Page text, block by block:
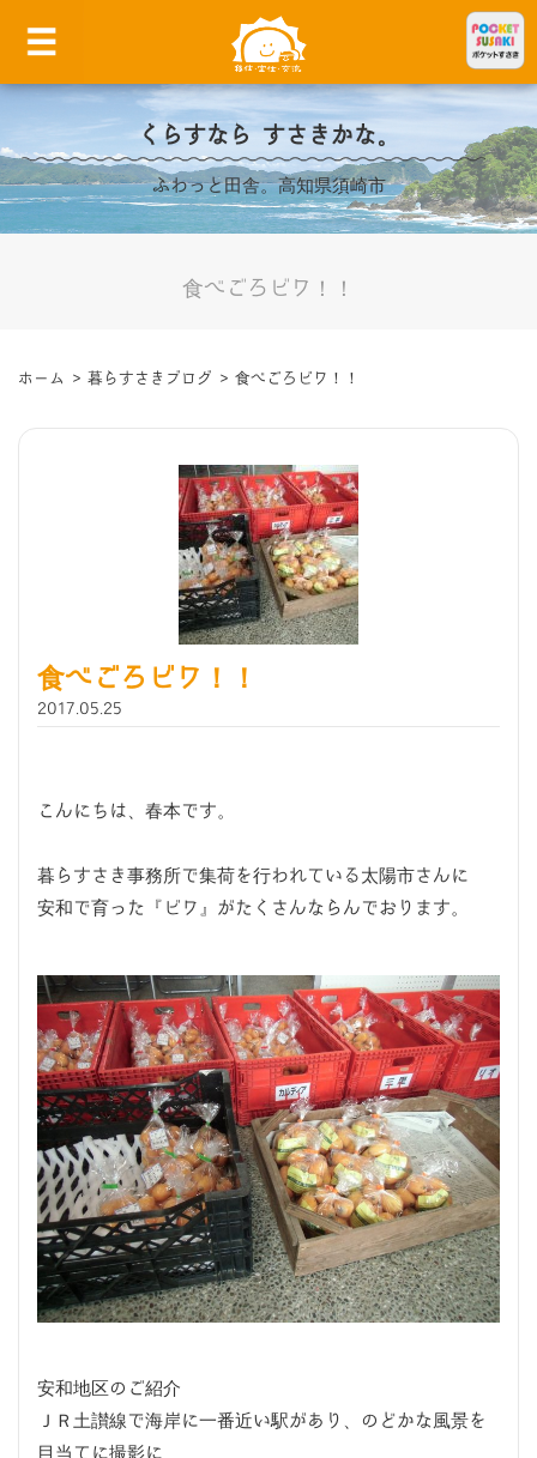
くらすなら すさきかな。
ふわっと田舎。高知県須崎市
食べごろビワ！！
ホーム > 暮らすさきブログ > 食べごろビワ！！
食べごろビワ！！
2017.05.25
こんにちは、春本です。
暮らすさき事務所で集荷を行われている太陽市さんに
安和で育った『ビワ』がたくさんならんでおります。
安和地区のご紹介
ＪＲ土讃線で海岸に一番近い駅があり、のどかな風景を
目当てに撮影に